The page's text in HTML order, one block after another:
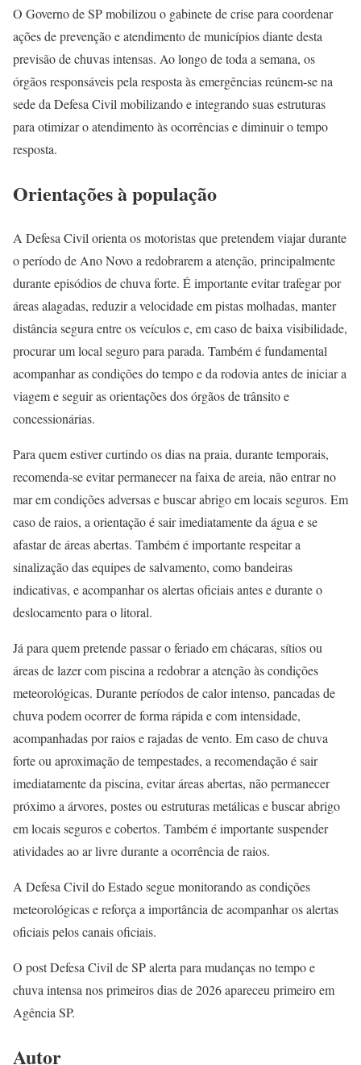
O Governo de SP mobilizou o gabinete de crise para coordenar
ações de prevenção e atendimento de municípios diante desta
previsão de chuvas intensas. Ao longo de toda a semana, os
órgãos responsáveis pela resposta às emergências reúnem-se na
sede da Defesa Civil mobilizando e integrando suas estruturas
para otimizar o atendimento às ocorrências e diminuir o tempo
resposta.
Orientações à população
A Defesa Civil orienta os motoristas que pretendem viajar durante
o período de Ano Novo a redobrarem a atenção, principalmente
durante episódios de chuva forte. É importante evitar trafegar por
áreas alagadas, reduzir a velocidade em pistas molhadas, manter
distância segura entre os veículos e, em caso de baixa visibilidade,
procurar um local seguro para parada. Também é fundamental
acompanhar as condições do tempo e da rodovia antes de iniciar a
viagem e seguir as orientações dos órgãos de trânsito e
concessionárias.
Para quem estiver curtindo os dias na praia, durante temporais,
recomenda-se evitar permanecer na faixa de areia, não entrar no
mar em condições adversas e buscar abrigo em locais seguros. Em
caso de raios, a orientação é sair imediatamente da água e se
afastar de áreas abertas. Também é importante respeitar a
sinalização das equipes de salvamento, como bandeiras
indicativas, e acompanhar os alertas oficiais antes e durante o
deslocamento para o litoral.
Já para quem pretende passar o feriado em chácaras, sítios ou
áreas de lazer com piscina a redobrar a atenção às condições
meteorológicas. Durante períodos de calor intenso, pancadas de
chuva podem ocorrer de forma rápida e com intensidade,
acompanhadas por raios e rajadas de vento. Em caso de chuva
forte ou aproximação de tempestades, a recomendação é sair
imediatamente da piscina, evitar áreas abertas, não permanecer
próximo a árvores, postes ou estruturas metálicas e buscar abrigo
em locais seguros e cobertos. Também é importante suspender
atividades ao ar livre durante a ocorrência de raios.
A Defesa Civil do Estado segue monitorando as condições
meteorológicas e reforça a importância de acompanhar os alertas
oficiais pelos canais oficiais.
O post Defesa Civil de SP alerta para mudanças no tempo e
chuva intensa nos primeiros dias de 2026 apareceu primeiro em
Agência SP.
Autor